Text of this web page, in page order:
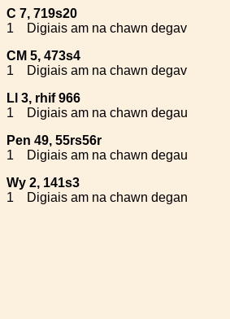
C 7, 719s20
1
Digiais am na chawn degav
CM 5, 473s4
1
Digiais am na chawn degav
Ll 3, rhif 966
1
Digiais am na chawn degau
Pen 49, 55rs56r
1
Digiais am na chawn degau
Wy 2, 141s3
1
Digiais am na chawn degan